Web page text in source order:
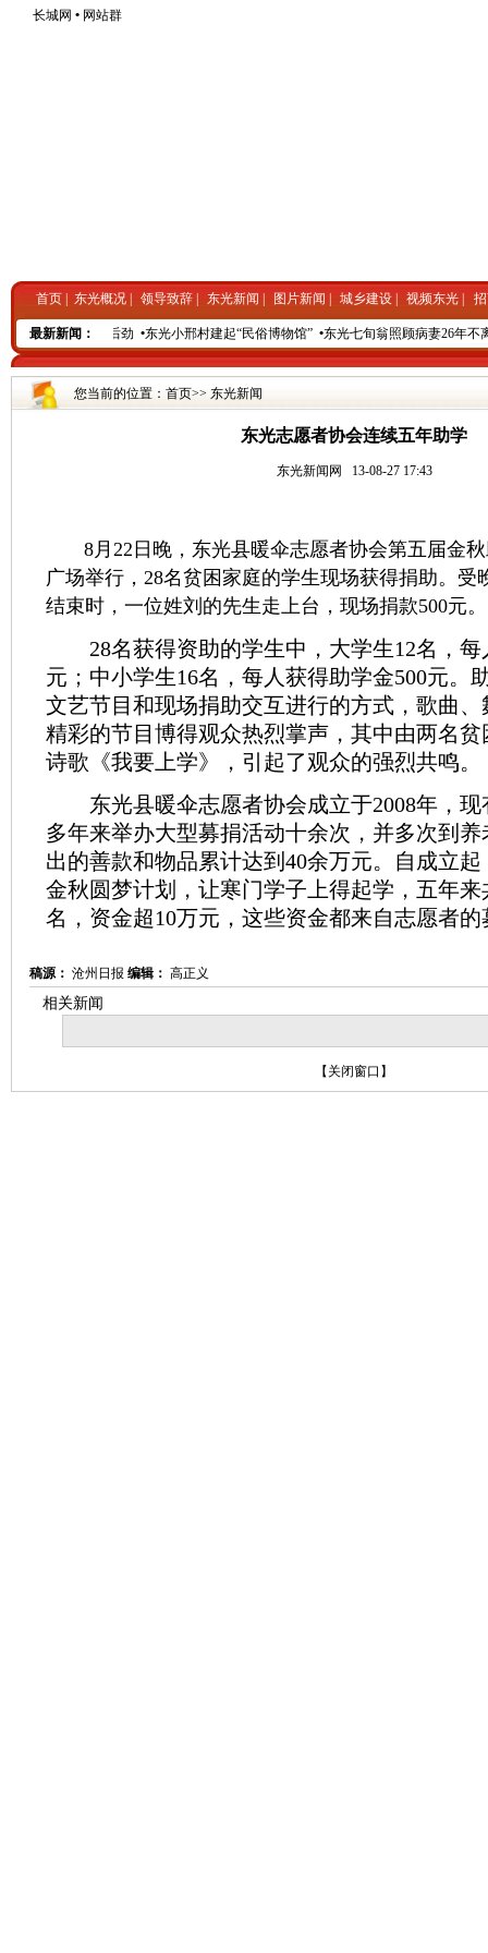
长城网 • 网站群
首页 东光概况 领导致辞 东光新闻 图片新闻 城乡建设 视频东光
最新新闻：
”蓄足率先发展后劲 • 东光小邢村建起“民俗博物馆” • 东光七旬翁照顾病妻26年不离
您当前的位置： 首页>> 东光新闻
东光志愿者协会连续五年助学
东光新闻网 13-08-27 17:43
8月22日晚，东光县暖伞志愿者协会第五届金秋
广场举行，28名贫困家庭的学生现场获得捐助。受
结束时，一位姓刘的先生走上台，现场捐款500元。
28名获得资助的学生中，大学生12名，每
元；中小学生16名，每人获得助学金500元。
文艺节目和现场捐助交互进行的方式，歌曲
精彩的节目博得观众热烈掌声，其中由两名
诗歌《我要上学》，引起了观众的强烈共鸣。
东光县暖伞志愿者协会成立于2008年，现
多年来举办大型募捐活动十余次，并多次到
出的善款和物品累计达到40余万元。自成立
金秋圆梦计划，让寒门学子上得起学，五年来
名，资金超10万元，这些资金都来自志愿者的
稿源： 沧州日报 编辑： 高正义
相关新闻
【 关闭窗口 】